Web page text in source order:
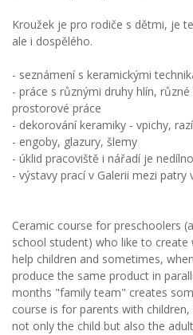
Kroužek je pro rodiče s dětmi, je
ale i dospělého.
- seznámení s keramickými
- práce s různými druhy hlín,
prostorové práce
- dekorování keramiky - vpichy,
- engoby, glazury, šlemy
- úklid pracoviště i nářadí je
- výstavy prací v Galerii mezi patry
Ceramic course for preschoolers
school student) who like to create
help children and sometimes,
produce the same product in
months "family team" creates
course is for parents with
not only the child but also the